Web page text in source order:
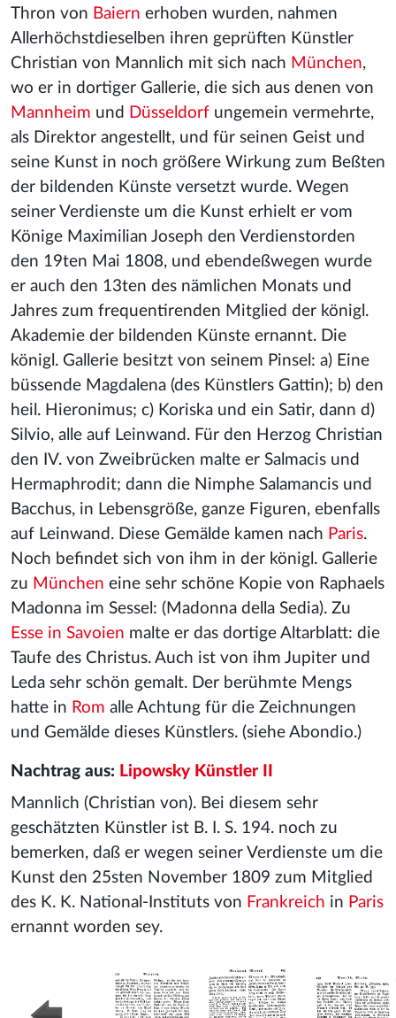
Thron von Baiern erhoben wurden, nahmen
Allerhöchstdieselben ihren geprüften Künstler
Christian von Mannlich mit sich nach München,
wo er in dortiger Gallerie, die sich aus denen von
Mannheim und Düsseldorf ungemein vermehrte,
als Direktor angestellt, und für seinen Geist und
seine Kunst in noch größere Wirkung zum Beßten
der bildenden Künste versetzt wurde. Wegen
seiner Verdienste um die Kunst erhielt er vom
Könige Maximilian Joseph den Verdienstorden
den 19ten Mai 1808, und ebendeßwegen wurde
er auch den 13ten des nämlichen Monats und
Jahres zum frequentirenden Mitglied der königl.
Akademie der bildenden Künste ernannt. Die
königl. Gallerie besitzt von seinem Pinsel: a) Eine
büssende Magdalena (des Künstlers Gattin); b) den
heil. Hieronimus; c) Koriska und ein Satir, dann d)
Silvio, alle auf Leinwand. Für den Herzog Christian
den IV. von Zweibrücken malte er Salmacis und
Hermaphrodit; dann die Nimphe Salamancis und
Bacchus, in Lebensgröße, ganze Figuren, ebenfalls
auf Leinwand. Diese Gemälde kamen nach Paris.
Noch befindet sich von ihm in der königl. Gallerie
zu München eine sehr schöne Kopie von Raphaels
Madonna im Sessel: (Madonna della Sedia). Zu
Esse in Savoien malte er das dortige Altarblatt: die
Taufe des Christus. Auch ist von ihm Jupiter und
Leda sehr schön gemalt. Der berühmte Mengs
hatte in Rom alle Achtung für die Zeichnungen
und Gemälde dieses Künstlers. (siehe Abondio.)
Nachtrag aus: Lipowsky Künstler II
Mannlich (Christian von). Bei diesem sehr
geschätzten Künstler ist B. I. S. 194. noch zu
bemerken, daß er wegen seiner Verdienste um die
Kunst den 25sten November 1809 zum Mitglied
des K. K. National-Instituts von Frankreich in Paris
ernannt worden sey.